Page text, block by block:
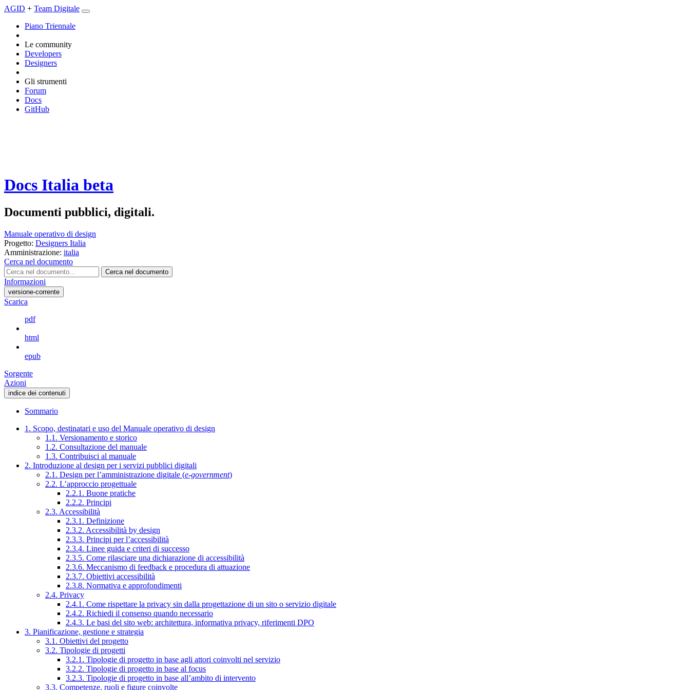
AGID + Team Digitale
Piano Triennale
Le community
Developers
Designers
Gli strumenti
Forum
Docs
GitHub
Docs Italia beta
Documenti pubblici, digitali.
Manuale operativo di design
Progetto: Designers Italia
Amministrazione: italia
Cerca nel documento
Cerca nel documento
Informazioni
versione-corrente
Scarica
pdf
html
epub
Sorgente
Azioni
indice dei contenuti
Sommario
1. Scopo, destinatari e uso del Manuale operativo di design
1.1. Versionamento e storico
1.2. Consultazione del manuale
1.3. Contribuisci al manuale
2. Introduzione al design per i servizi pubblici digitali
2.1. Design per l’amministrazione digitale (e-government)
2.2. L’approccio progettuale
2.2.1. Buone pratiche
2.2.2. Principi
2.3. Accessibilità
2.3.1. Definizione
2.3.2. Accessibilità by design
2.3.3. Principi per l’accessibilità
2.3.4. Linee guida e criteri di successo
2.3.5. Come rilasciare una dichiarazione di accessibilità
2.3.6. Meccanismo di feedback e procedura di attuazione
2.3.7. Obiettivi accessibilità
2.3.8. Normativa e approfondimenti
2.4. Privacy
2.4.1. Come rispettare la privacy sin dalla progettazione di un sito o servizio digitale
2.4.2. Richiedi il consenso quando necessario
2.4.3. Le basi del sito web: architettura, informativa privacy, riferimenti DPO
3. Pianificazione, gestione e strategia
3.1. Obiettivi del progetto
3.2. Tipologie di progetti
3.2.1. Tipologie di progetto in base agli attori coinvolti nel servizio
3.2.2. Tipologie di progetto in base al focus
3.2.3. Tipologie di progetto in base all’ambito di intervento
3.3. Competenze, ruoli e figure coinvolte